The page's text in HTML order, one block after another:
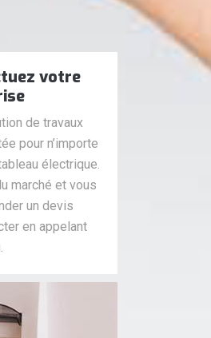
votre
de travaux
pour n’importe
électrique.
marché et vous
un devis
en appelant